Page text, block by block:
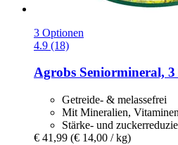
3 Optionen
4.9 (18)
Agrobs Seniormineral,
Getreide- & melassefrei
Mit Mineralien,
Stärke- und
€ 41,99 (€ 14,00 / kg)